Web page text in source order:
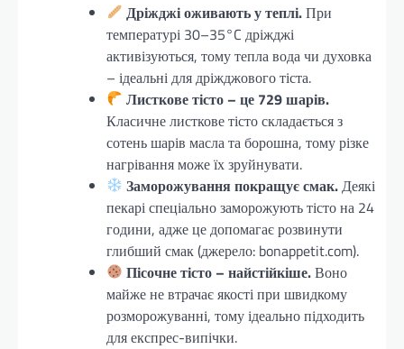
Дріжджі оживають у теплі.При
температурі 30–35°C дріжджі
активізуються, тому тепла вода чи духовка
– ідеальні для дріжджового тіста.
Листкове тісто – це 729 шарів.
Класичне листкове тісто складається з
сотень шарів масла та борошна, тому різке
нагрівання може їх зруйнувати.
Заморожування покращує смак.Деякі
пекарі спеціально заморожують тісто на 24
години, адже це допомагає розвинути
глибший смак (джерело: bonappetit.com).
Пісочне тісто – найстійкіше.Воно
майже не втрачає якості при швидкому
розморожуванні, тому ідеально підходить
для експрес-випічки.